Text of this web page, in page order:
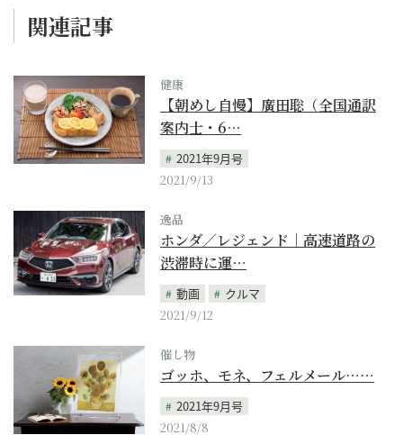
関連記事
健康
【朝めし自慢】廣田聡（全国通訳
案内士・6…
2021年9月号
2021/9/13
逸品
ホンダ／レジェンド｜高速道路の
渋滞時に運…
動画
クルマ
2021/9/12
催し物
ゴッホ、モネ、フェルメール……
2021年9月号
2021/8/8